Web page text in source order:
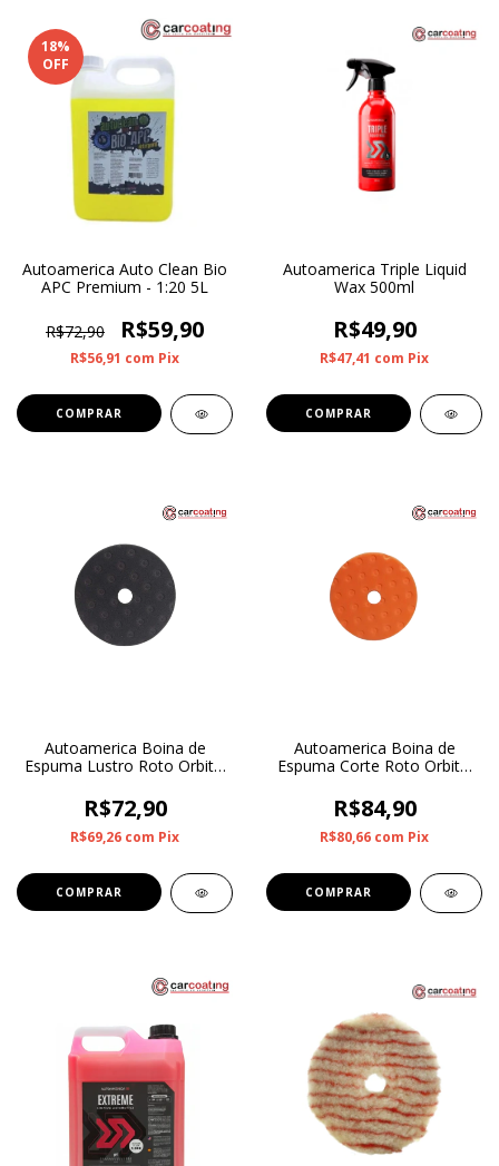
18%
OFF
Autoamerica Auto Clean Bio
APC Premium - 1:20 5L
R$72,90 R$59,90
R$56,91 com Pix
Autoamerica Triple Liquid
Wax 500ml
R$49,90
R$47,41 com Pix
Autoamerica Boina de
Espuma Lustro Roto Orbital
R$72,90
R$69,26 com Pix
Autoamerica Boina de
Espuma Corte Roto Orbital
R$84,90
R$80,66 com Pix